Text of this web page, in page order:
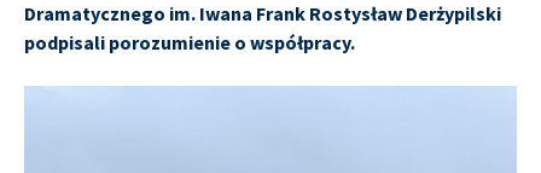
Dramatycznego im. Iwana Frank Rostysław Derżypilski
podpisali porozumienie o współpracy.